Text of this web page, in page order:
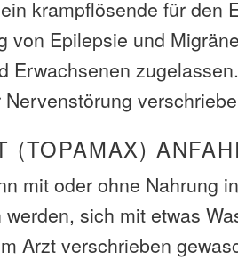
krampflösende für den
von Epilepsie und
Erwachsenen
Nervenstörung
(TOPAMAX)
mit oder ohne Nahrung
werden, sich mit etwas
Arzt verschrieben